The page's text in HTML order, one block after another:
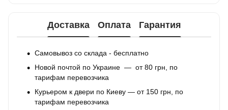
Доставка Оплата Гарантия
Самовывоз со склада - бесплатно
Новой почтой по Украине — от 80 грн, по
тарифам перевозчика
Курьером к двери по Киеву — от 150 грн, по
тарифам перевозчика